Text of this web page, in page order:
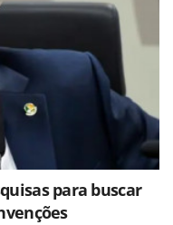
para buscar